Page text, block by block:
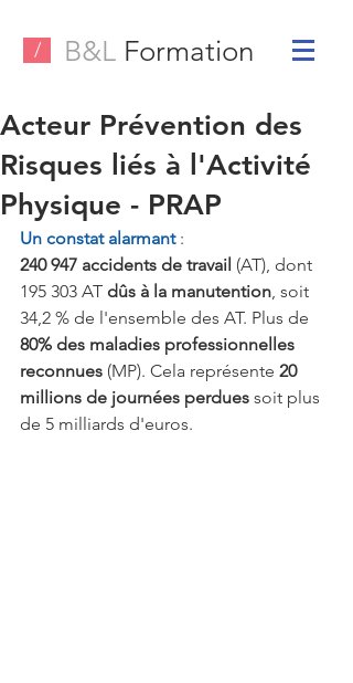
/ B&L Formation
Acteur Prévention des
Risques liés à l'Activité
Physique - PRAP
Un constat alarmant :
240 947 accidents de travail (AT), dont
195 303 AT dûs à la manutention, soit
34,2 % de l'ensemble des AT. Plus de
80% des maladies professionnelles
reconnues (MP). Cela représente 20
millions de journées perdues soit plus
de 5 milliards d'euros.